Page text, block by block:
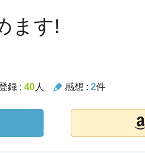
ます!
録 : 40人 感想 : 2件